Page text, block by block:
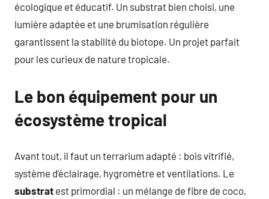
écologique et éducatif. Un substrat bien choisi, une
lumière adaptée et une brumisation régulière
garantissent la stabilité du biotope. Un projet parfait
pour les curieux de nature tropicale.
Le bon équipement pour un
écosystème tropical
Avant tout, il faut un terrarium adapté : bois vitrifié,
système d’éclairage, hygromètre et ventilations. Le
substrat est primordial : un mélange de fibre de coco,